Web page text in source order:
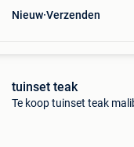
Nieuw Verzenden
tuinset teak
Te koop tuinset teak